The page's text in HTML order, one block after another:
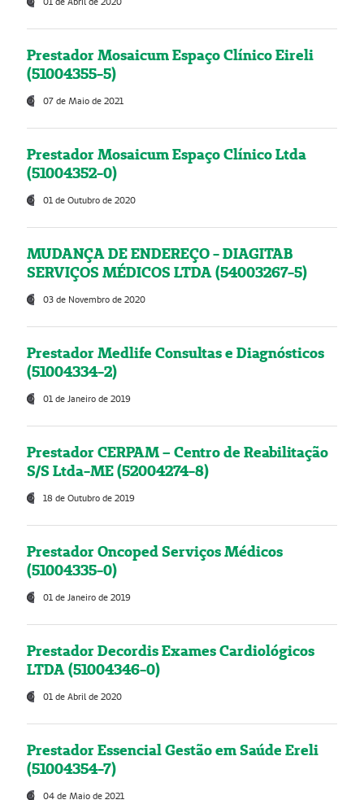
Prestador Mosaicum Espaço Clínico Eireli
(51004355-5)
07 de Maio de 2021
Prestador Mosaicum Espaço Clínico Ltda
(51004352-0)
01 de Outubro de 2020
MUDANÇA DE ENDEREÇO - DIAGITAB
SERVIÇOS MÉDICOS LTDA (54003267-5)
03 de Novembro de 2020
Prestador Medlife Consultas e Diagnósticos
(51004334-2)
01 de Janeiro de 2019
Prestador CERPAM – Centro de Reabilitação
S/S Ltda-ME (52004274-8)
18 de Outubro de 2019
Prestador Oncoped Serviços Médicos
(51004335-0)
01 de Janeiro de 2019
Prestador Decordis Exames Cardiológicos
LTDA (51004346-0)
01 de Abril de 2020
Prestador Essencial Gestão em Saúde Ereli
(51004354-7)
04 de Maio de 2021